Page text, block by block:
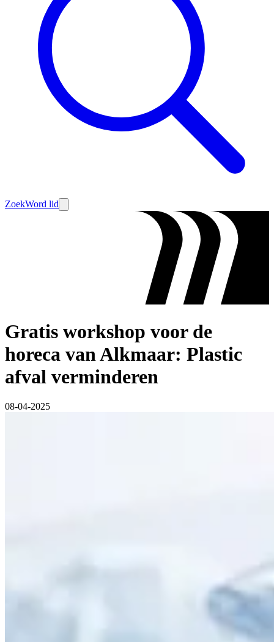
ZoekWord lid
Gratis workshop voor de
horeca van Alkmaar: Plastic
afval verminderen
08-04-2025